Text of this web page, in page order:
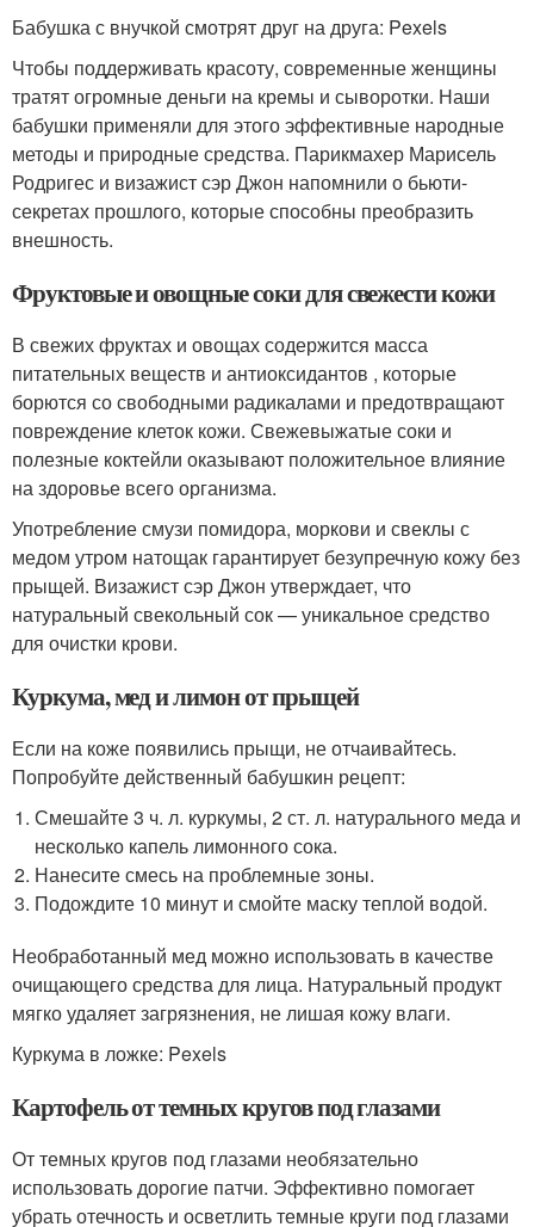
Бабушка с внучкой смотрят друг на друга: Pexels
Чтобы поддерживать красоту, современные женщины
тратят огромные деньги на кремы и сыворотки. Наши
бабушки применяли для этого эффективные народные
методы и природные средства. Парикмахер Марисель
Родригес и визажист сэр Джон напомнили о бьюти-
секретах прошлого, которые способны преобразить
внешность.
Фруктовые и овощные соки для свежести кожи
В свежих фруктах и овощах содержится масса
питательных веществ и антиоксидантов , которые
борются со свободными радикалами и предотвращают
повреждение клеток кожи. Свежевыжатые соки и
полезные коктейли оказывают положительное влияние
на здоровье всего организма.
Употребление смузи помидора, моркови и свеклы с
медом утром натощак гарантирует безупречную кожу без
прыщей. Визажист сэр Джон утверждает, что
натуральный свекольный сок — уникальное средство
для очистки крови.
Куркума, мед и лимон от прыщей
Если на коже появились прыщи, не отчаивайтесь.
Попробуйте действенный бабушкин рецепт:
Смешайте 3 ч. л. куркумы, 2 ст. л. натурального меда и
несколько капель лимонного сока.
Нанесите смесь на проблемные зоны.
Подождите 10 минут и смойте маску теплой водой.
Необработанный мед можно использовать в качестве
очищающего средства для лица. Натуральный продукт
мягко удаляет загрязнения, не лишая кожу влаги.
Куркума в ложке: Pexels
Картофель от темных кругов под глазами
От темных кругов под глазами необязательно
использовать дорогие патчи. Эффективно помогает
убрать отечность и осветлить темные круги под глазами